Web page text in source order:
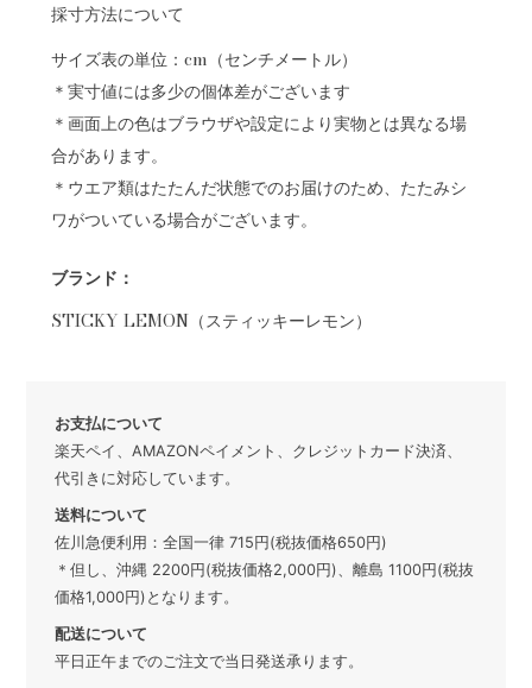
採寸方法について
サイズ表の単位：cm（センチメートル）
＊実寸値には多少の個体差がございます
＊画面上の色はブラウザや設定により実物とは異なる場
合があります。
＊ウエア類はたたんだ状態でのお届けのため、たたみシ
ワがついている場合がございます。
ブランド：
STICKY LEMON（スティッキーレモン）
お支払について
楽天ペイ、AMAZONペイメント、クレジットカード決済、
代引きに対応しています。
送料について
佐川急便利用：全国一律 715円(税抜価格650円)
＊但し、沖縄 2200円(税抜価格2,000円)、離島 1100円(税抜
価格1,000円)となります。
配送について
平日正午までのご注文で当日発送承ります。